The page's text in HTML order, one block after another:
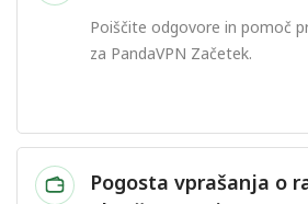
Poiščite odgovore in pomoč
za PandaVPN Začetek.
Pogosta vprašanja o